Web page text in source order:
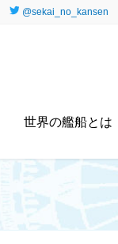
@sekai_no_kansen
世界の艦船とは